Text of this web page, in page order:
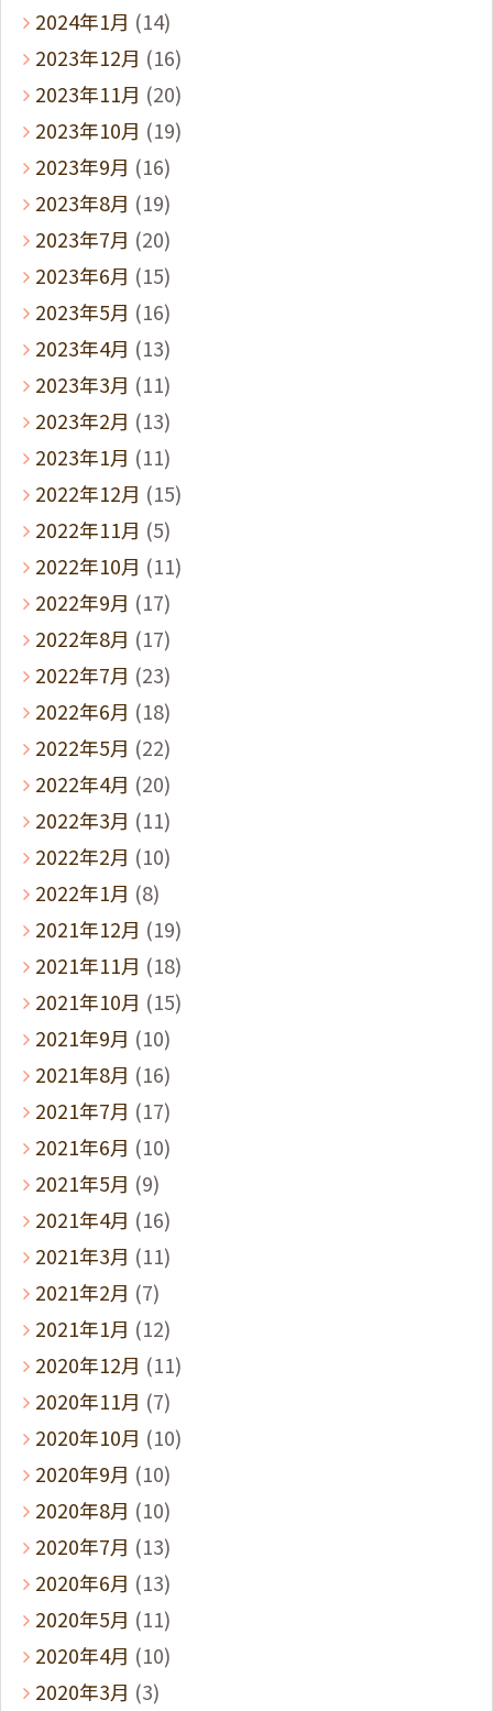
2024年1月 (14)
2023年12月 (16)
2023年11月 (20)
2023年10月 (19)
2023年9月 (16)
2023年8月 (19)
2023年7月 (20)
2023年6月 (15)
2023年5月 (16)
2023年4月 (13)
2023年3月 (11)
2023年2月 (13)
2023年1月 (11)
2022年12月 (15)
2022年11月 (5)
2022年10月 (11)
2022年9月 (17)
2022年8月 (17)
2022年7月 (23)
2022年6月 (18)
2022年5月 (22)
2022年4月 (20)
2022年3月 (11)
2022年2月 (10)
2022年1月 (8)
2021年12月 (19)
2021年11月 (18)
2021年10月 (15)
2021年9月 (10)
2021年8月 (16)
2021年7月 (17)
2021年6月 (10)
2021年5月 (9)
2021年4月 (16)
2021年3月 (11)
2021年2月 (7)
2021年1月 (12)
2020年12月 (11)
2020年11月 (7)
2020年10月 (10)
2020年9月 (10)
2020年8月 (10)
2020年7月 (13)
2020年6月 (13)
2020年5月 (11)
2020年4月 (10)
2020年3月 (3)